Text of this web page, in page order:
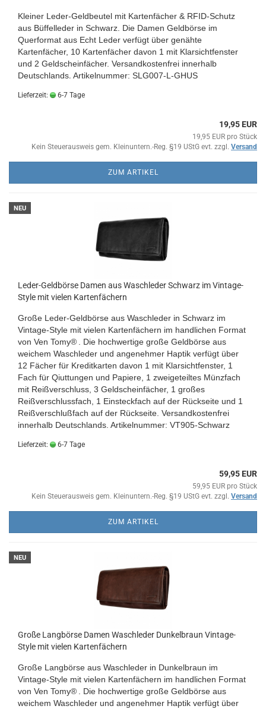
Kleiner Leder-Geldbeutel mit Kartenfächer & RFID-Schutz
aus Büffelleder in Schwarz. Die Damen Geldbörse im
Querformat aus Echt Leder verfügt über genähte
Kartenfächer, 10 Kartenfächer davon 1 mit Klarsichtfenster
und 2 Geldscheinfächer. Versandkostenfrei innerhalb
Deutschlands. Artikelnummer: SLG007-L-GHUS
Lieferzeit: 6-7 Tage
19,95 EUR
19,95 EUR pro Stück
Kein Steuerausweis gem. Kleinuntern.-Reg. §19 UStG evt. zzgl. Versand
ZUM ARTIKEL
NEU
Leder-Geldbörse Damen aus Waschleder Schwarz im Vintage-
Style mit vielen Kartenfächern
Große Leder-Geldbörse aus Waschleder in Schwarz im
Vintage-Style mit vielen Kartenfächern im handlichen Format
von Ven Tomy®
. Die hochwertige große Geldbörse aus
weichem Waschleder und angenehmer Haptik verfügt über
12 Fächer für Kreditkarten davon 1 mit Klarsichtfenster, 1
Fach für Qiuttungen und Papiere, 1 zweigeteiltes Münzfach
mit Reißverschluss, 3 Geldscheinfächer, 1 großes
Reißverschlussfach, 1 Einsteckfach auf der Rückseite und 1
Reißverschlußfach auf der Rückseite. Versandkostenfrei
innerhalb Deutschlands. Artikelnummer: VT905-Schwarz
Lieferzeit: 6-7 Tage
59,95 EUR
59,95 EUR pro Stück
Kein Steuerausweis gem. Kleinuntern.-Reg. §19 UStG evt. zzgl. Versand
ZUM ARTIKEL
NEU
Große Langbörse Damen Waschleder Dunkelbraun Vintage-
Style mit vielen Kartenfächern
Große Langbörse aus Waschleder in Dunkelbraun im
Vintage-Style mit vielen Kartenfächern im handlichen Format
von Ven Tomy®
. Die hochwertige große Geldbörse aus
weichem Waschleder und angenehmer Haptik verfügt über